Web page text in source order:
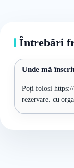
Întrebări
Unde mă
Poți folosi
rezervare. cu